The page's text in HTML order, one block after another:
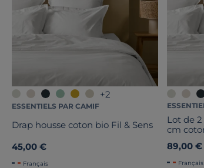
+2
ESSENTIELS PAR CAMIF
Drap housse coton bio Fil & Sens
45,00 €
Français
Lot de
cm
89,00 €
Français